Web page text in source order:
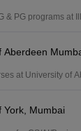
& PG programs at
Aberdeen
at University of
York, Mumbai